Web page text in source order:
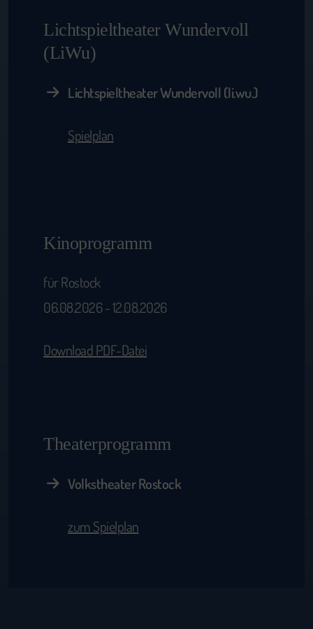
Lichtspieltheater Wundervoll
(LiWu)
Lichtspieltheater Wundervoll (li.wu.)
Spielplan
Kinoprogramm
für Rostock
06.08.2026 - 12.08.2026
Download PDF-Datei
Theaterprogramm
Volkstheater Rostock
zum Spielplan